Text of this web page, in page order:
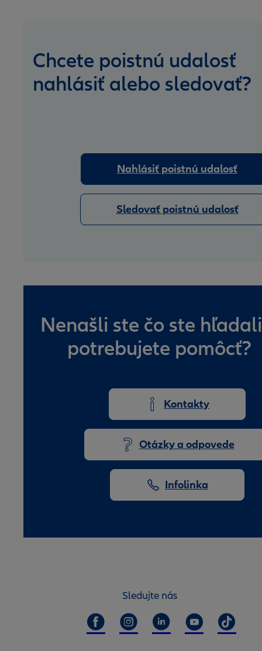
Chcete poistnú udalosť
nahlásiť alebo sledovať?
Nahlásiť poistnú udalosť
Sledovať poistnú udalosť
Nenašli ste čo ste
potrebujete pomôcť?
Kontakty
Otázky a odpovede
Infolinka
Sledujte nás